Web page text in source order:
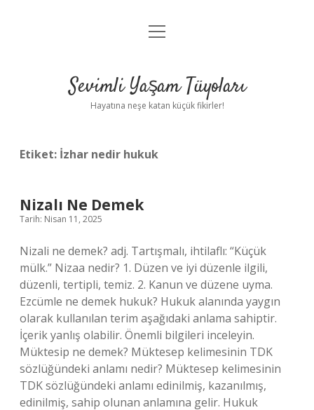
Anasayfa
Yasal Uyarı
menüyü
Sevimli Yaşam Tüyoları
Hayatına neşe katan küçük fikirler!
Etiket: İzhar nedir hukuk
Nizalı Ne Demek
Tarih: Nisan 11, 2025
Nizali ne demek? adj. Tartışmalı, ihtilaflı: “Küçük
mülk.” Nizaa nedir? 1. Düzen ve iyi düzenle ilgili,
düzenli, tertipli, temiz. 2. Kanun ve düzene uyma.
Ezcümle ne demek hukuk? Hukuk alanında yaygın
olarak kullanılan terim aşağıdaki anlama sahiptir.
İçerik yanlış olabilir. Önemli bilgileri inceleyin.
Müktesip ne demek? Müktesep kelimesinin TDK
sözlüğündeki anlamı nedir? Müktesep kelimesinin
TDK sözlüğündeki anlamı edinilmiş, kazanılmış,
edinilmiş, sahip olunan anlamına gelir. Hukuk